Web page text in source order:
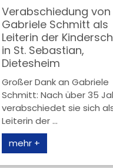
Verabschiedung von
Gabriele Schmitt als
Leiterin der
in St. Sebastian,
Dietesheim
Großer Dank an Gabriele
Schmitt: Nach über 35
verabschiedet sie sich
Leiterin der ...
mehr +